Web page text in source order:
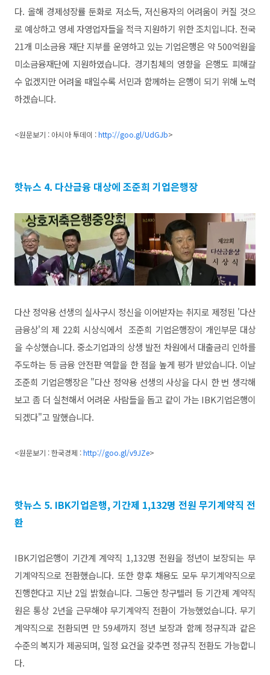
다. 올해 경제성장률 둔화로 저소득, 저신용자의 어려움이 커질 것으
로 예상하고 영세 자영업자들을 적극 지원하기 위한 조치입니다. 전국
21개 미소금융 재단 지부를 운영하고 있는 기업은행은 약 500억원을
미소금융재단에 지원하였습니다. 경기침체의 영향을 은행도 피해갈
수 없겠지만 어려울 때일수록 서민과 함께하는 은행이 되기 위해 노력
하겠습니다.
<원문보기 : 아시아 투데이 :http://goo.gl/UdGJb>
핫뉴스 4. 다산금융 대상에 조준희 기업은행장
다산 정약용 선생의 실사구시 정신을 이어받자는 취지로 제정된 '다산
금융상'의 제 22회 시상식에서 조준희 기업은행장이 개인부문 대상
을 수상했습니다. 중소기업과의 상생 발전 차원에서 대출금리 인하를
주도하는 등 금융 안전판 역할을 한 점을 높게 평가 받았습니다. 이날
조준희 기업은행장은 "다산 정약용 선생의 사상을 다시 한 번 생각해
보고 좀 더 실천해서 어려운 사람들을 돕고 같이 가는 IBK기업은행이
되겠다"고 말했습니다.
<원문보기 : 한국경제 :http://goo.gl/v9JZe>
핫뉴스 5. IBK기업은행, 기간제 1,132명 전원 무기계약직 전
환
IBK기업은행이 기간계 계약직 1,132명 전원을 정년이 보장되는 무
기계약직으로 전환했습니다. 또한 향후 채용도 모두 무기계약직으로
진행한다고 지난 2일 밝혔습니다. 그동안 창구텔러 등 기간제 계약직
원은 통상 2년을 근무해야 무기계약직 전환이 가능했었습니다. 무기
계약직으로 전환되면 만 59세까지 정년 보장과 함께 정규직과 같은
수준의 복지가 제공되며, 일정 요건을 갖추면 정규직 전환도 가능합니
다.